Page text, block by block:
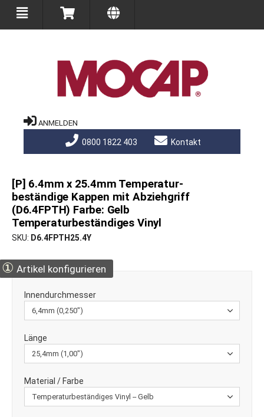
ANMELDEN
0800 1822 403 Kontakt
[P] 6.4mm x 25.4mm Temperatur-
beständige Kappen mit Abziehgriff
(D6.4FPTH) Farbe: Gelb
Temperaturbeständiges Vinyl
SKU D6.4FPTH25.4Y
① Artikel konfigurieren
Innen­durchmesser
Länge
Material / Farbe